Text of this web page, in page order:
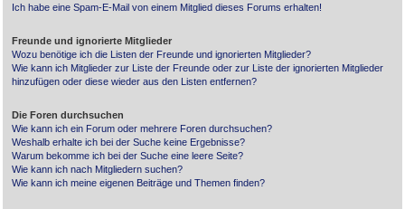
Ich habe eine Spam-E-Mail von einem Mitglied dieses Forums erhalten!
Freunde und ignorierte Mitglieder
Wozu benötige ich die Listen der Freunde und ignorierten Mitglieder?
Wie kann ich Mitglieder zur Liste der Freunde oder zur Liste der ignorierten Mitglieder
hinzufügen oder diese wieder aus den Listen entfernen?
Die Foren durchsuchen
Wie kann ich ein Forum oder mehrere Foren durchsuchen?
Weshalb erhalte ich bei der Suche keine Ergebnisse?
Warum bekomme ich bei der Suche eine leere Seite?
Wie kann ich nach Mitgliedern suchen?
Wie kann ich meine eigenen Beiträge und Themen finden?